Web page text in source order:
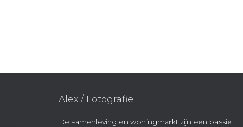
Alex / Fotografie
De samenleving en woningmarkt zijn een passie